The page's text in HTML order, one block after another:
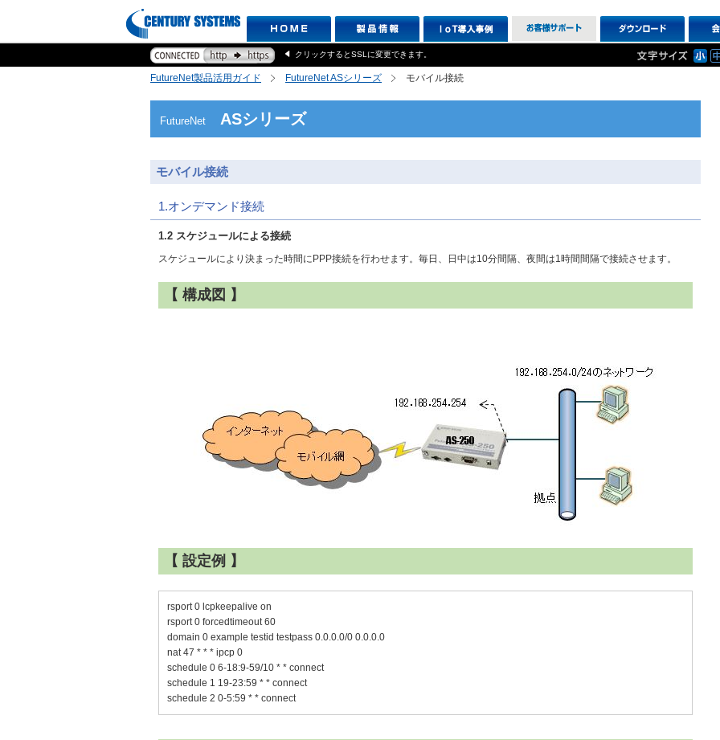
クリックするとSSLに変更できます。
FutureNet製品活用ガイド FutureNet ASシリーズ モバイル接続
FutureNet ASシリーズ
モバイル接続
1.オンデマンド接続
1.2 スケジュールによる接続
スケジュールにより決まった時間にPPP接続を行わせます。毎日、日中は10分間隔、夜間は1時間間隔で接続させます。
【 構成図 】
【 設定例 】
rsport 0 lcpkeepalive on
rsport 0 forcedtimeout 60
domain 0 example testid testpass 0.0.0.0/0 0.0.0.0
nat 47 * * * ipcp 0
schedule 0 6-18:9-59/10 * * connect
schedule 1 19-23:59 * * connect
schedule 2 0-5:59 * * connect